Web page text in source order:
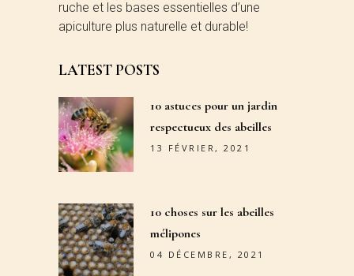
ruche et les bases essentielles d’une
apiculture plus naturelle et durable!
LATEST POSTS
10 astuces pour un jardin
respectueux des abeilles
13 FÉVRIER, 2021
10 choses sur les abeilles
mélipones
04 DÉCEMBRE, 2021